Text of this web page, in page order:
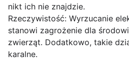
nikt ich nie znajdzie.
Rzeczywistość: Wyrzucanie
stanowi zagrożenie dla
zwierząt. Dodatkowo, takie
karalne.